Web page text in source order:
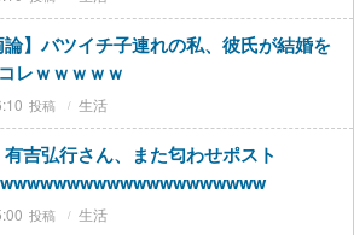
論】バツイチ子連れの私、彼氏が結婚を
レｗｗｗｗｗ
生活
有吉弘行さん、また匂わせポスト
生活